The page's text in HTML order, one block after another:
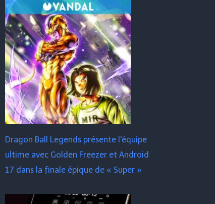
Dragon Ball Legends présente l'équipe
ultime avec Golden Freezer et Android
17 dans la finale épique de « Super »